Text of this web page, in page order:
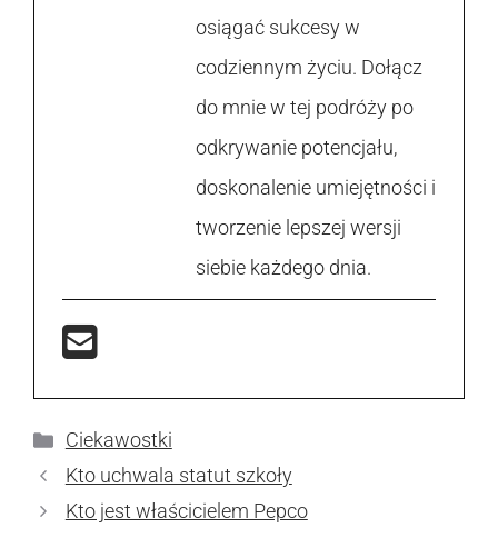
osiągać sukcesy w
codziennym życiu. Dołącz
do mnie w tej podróży po
odkrywanie potencjału,
doskonalenie umiejętności i
tworzenie lepszej wersji
siebie każdego dnia.
Kategorie
Ciekawostki
Kto uchwala statut szkoły
Kto jest właścicielem Pepco